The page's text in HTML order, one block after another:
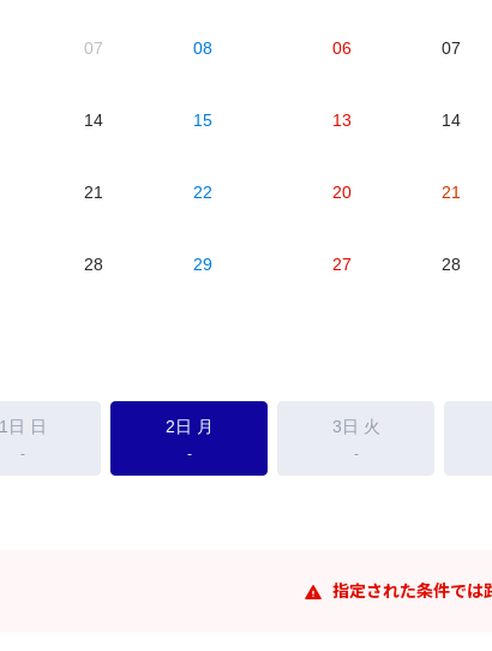
07 08
14 15
21 22
28 29
06 07
13 14
20 21
27 28
1日 日
-
2日 月
-
3日 火
-
指定された条件では